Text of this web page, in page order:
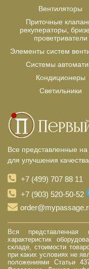
Вентиляторы
Приточные
рекуператоры,
проветриватели
Элементы систем
Системы
Кондиционеры
Светильники
Все представленные
для улучшения
+7 (499) 707 88 11
+7 (903) 520-50-52
Вся
характеристик
складе, стоимости
при каких условиях не
положениями Статьи